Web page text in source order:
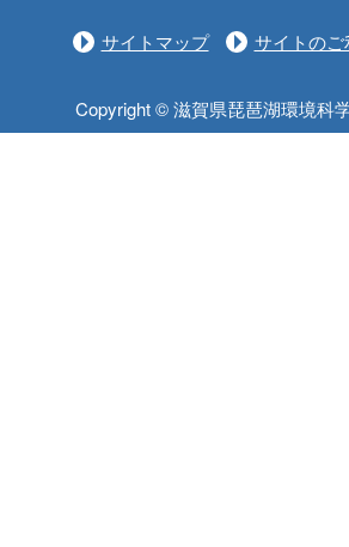
サイトマップ サイトの
Copyright © 滋賀県琵琶湖環境科